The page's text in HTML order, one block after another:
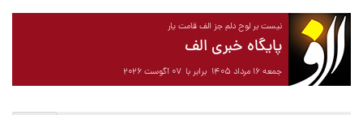
نیست بر لوح دلم جز الف قامت یار
پایگاه خبری الف
جمعه ۱۶ مرداد ۱۴۰۵ برابر با ۰۷ آگوست ۲۰۲۶